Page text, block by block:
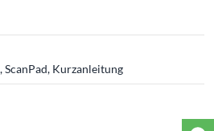
ScanPad, Kurzanleitung